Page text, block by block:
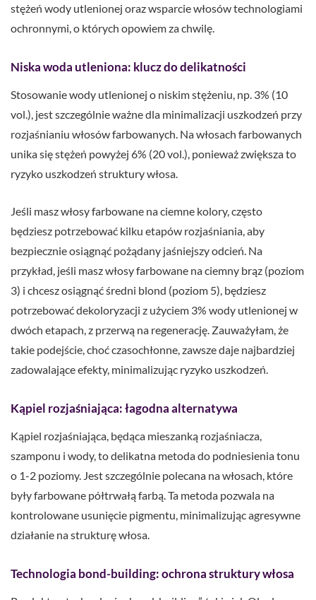
stężeń wody utlenionej oraz wsparcie włosów technologiami
ochronnymi, o których opowiem za chwilę.
Niska woda utleniona: klucz do delikatności
Stosowanie wody utlenionej o niskim stężeniu, np. 3% (10
vol.), jest szczególnie ważne dla minimalizacji uszkodzeń przy
rozjaśnianiu włosów farbowanych. Na włosach farbowanych
unika się stężeń powyżej 6% (20 vol.), ponieważ zwiększa to
ryzyko uszkodzeń struktury włosa.
Jeśli masz włosy farbowane na ciemne kolory, często
będziesz potrzebować kilku etapów rozjaśniania, aby
bezpiecznie osiągnąć pożądany jaśniejszy odcień. Na
przykład, jeśli masz włosy farbowane na ciemny brąz (poziom
3) i chcesz osiągnąć średni blond (poziom 5), będziesz
potrzebować dekoloryzacji z użyciem 3% wody utlenionej w
dwóch etapach, z przerwą na regenerację. Zauważyłam, że
takie podejście, choć czasochłonne, zawsze daje najbardziej
zadowalające efekty, minimalizując ryzyko uszkodzeń.
Kąpiel rozjaśniająca: łagodna alternatywa
Kąpiel rozjaśniająca, będąca mieszanką rozjaśniacza,
szamponu i wody, to delikatna metoda do podniesienia tonu
o 1-2 poziomy. Jest szczególnie polecana na włosach, które
były farbowane półtrwałą farbą. Ta metoda pozwala na
kontrolowane usunięcie pigmentu, minimalizując agresywne
działanie na strukturę włosa.
Technologia bond-building: ochrona struktury włosa